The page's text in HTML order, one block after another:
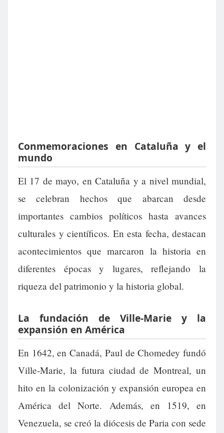
Conmemoraciones en Cataluña y el
mundo
El 17 de mayo, en Cataluña y a nivel mundial,
se celebran hechos que abarcan desde
importantes cambios políticos hasta avances
culturales y científicos. En esta fecha, destacan
acontecimientos que marcaron la historia en
diferentes épocas y lugares, reflejando la
riqueza del patrimonio y la historia global.
La fundación de Ville-Marie y la
expansión en América
En 1642, en Canadá, Paul de Chomedey fundó
Ville-Marie, la futura ciudad de Montreal, un
hito en la colonización y expansión europea en
América del Norte. Además, en 1519, en
Venezuela, se creó la diócesis de Paria con sede